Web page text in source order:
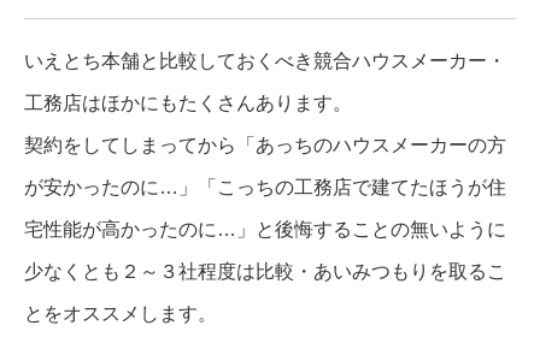
いえとち本舗と比較しておくべき競合ハウスメーカー・
工務店はほかにもたくさんあります。
契約をしてしまってから「あっちのハウスメーカーの方
が安かったのに…」「こっちの工務店で建てたほうが住
宅性能が高かったのに…」と後悔することの無いように
少なくとも２～３社程度は比較・あいみつもりを取るこ
とをオススメします。